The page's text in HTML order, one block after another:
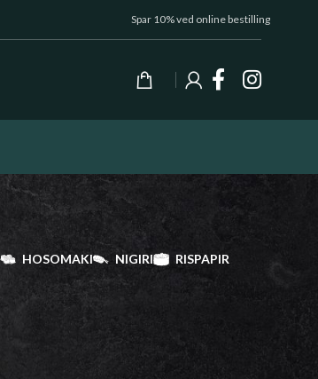
Spar 10% ved online bestilling
HOSOMAKI NIGIRI
RISPAPIR
24 36